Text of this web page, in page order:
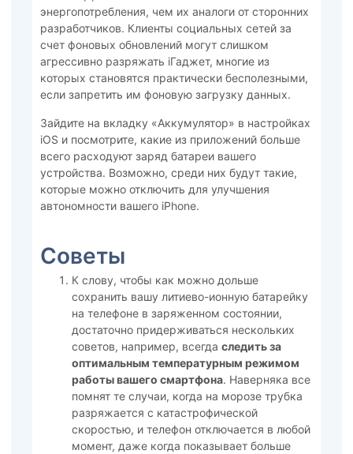
энергопотребления, чем их аналоги от сторонних
разработчиков. Клиенты социальных сетей за
счет фоновых обновлений могут слишком
агрессивно разряжать iГаджет, многие из
которых становятся практически бесполезными,
если запретить им фоновую загрузку данных.
Зайдите на вкладку «Аккумулятор» в настройках
iOS и посмотрите, какие из приложений больше
всего расходуют заряд батареи вашего
устройства. Возможно, среди них будут такие,
которые можно отключить для улучшения
автономности вашего iPhone.
Советы
К слову, чтобы как можно дольше
сохранить вашу литиево-ионную батарейку
на телефоне в заряженном состоянии,
достаточно придерживаться нескольких
советов, например, всегда следить за
оптимальным температурным режимом
работы вашего смартфона. Наверняка все
помнят те случаи, когда на морозе трубка
разряжается с катастрофической
скоростью, и телефон отключается в любой
момент, даже когда показывает больше